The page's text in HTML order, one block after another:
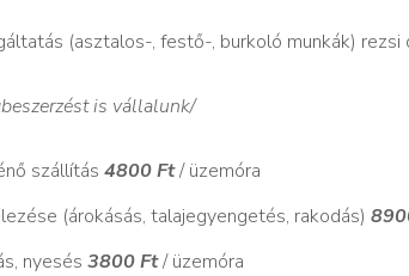
(asztalos-, festő-, burkoló munkák) rezsi
is vállalunk/
szállítás 4800 Ft/ üzemóra
(árokásás, talajegyengetés, rakodás)
nyesés 3800 Ft/ üzemóra